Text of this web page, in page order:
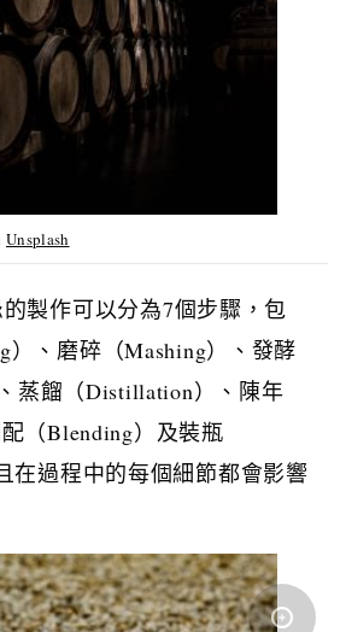
Unsplash
製作可以分為7個步驟，包
）、磨碎（Mashing）、發酵
蒸餾（Distillation）、陳年
（Blending）及裝瓶
在過程中的每個細節都會影響